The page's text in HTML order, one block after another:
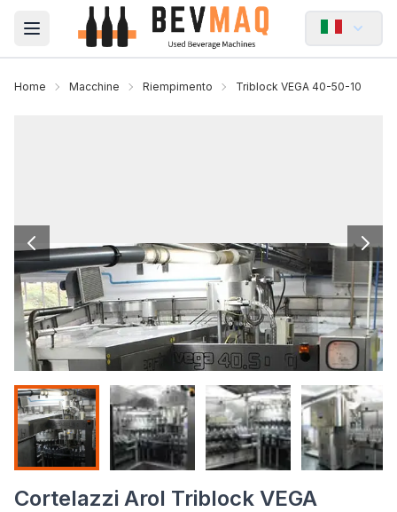
Open main menu
Home Macchine Riempimento Triblock VEGA 40-50-10
Cortelazzi Arol Triblock VEGA